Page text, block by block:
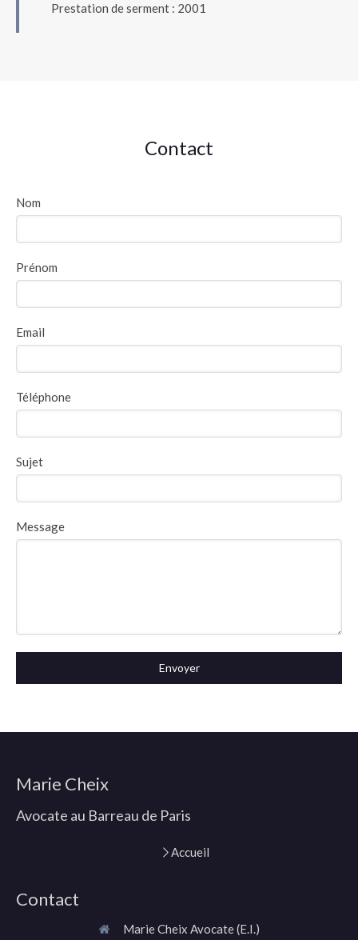
Prestation de serment : 2001
Contact
Nom
Prénom
Email
Téléphone
Sujet
Message
Envoyer
Marie Cheix
Avocate au Barreau de Paris
Accueil
Contact
Marie Cheix Avocate (E.I.)